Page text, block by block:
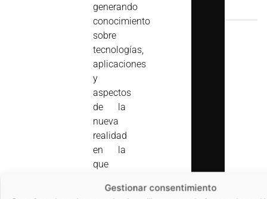
Gestionar consentimiento
generando
conocimiento
sobre
tecnologías,
aplicaciones
y
aspectos
de la
nueva
realidad
en la
que
Para